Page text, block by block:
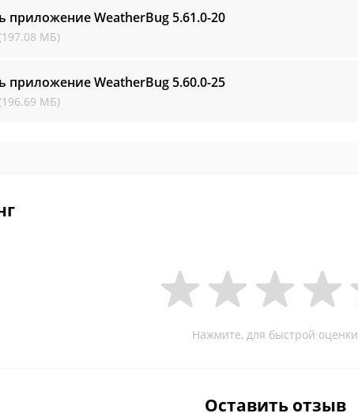
приложение WeatherBug 5.61.0-20
МБ)
приложение WeatherBug 5.60.0-25
МБ)
Нажмите, для быстрой оценки
Оставить отзыв